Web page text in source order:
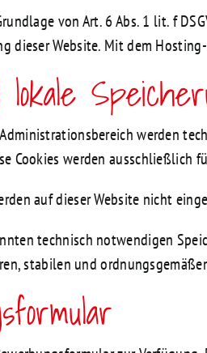
von Art. 6 Abs. 1 lit. f
dieser Website. Mit dem
lokale
werden
Cookies werden ausschließlich
auf dieser Website nicht
technisch notwendigen
stabilen und